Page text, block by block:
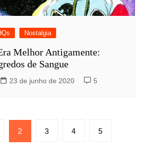
Nostalgia
Melhor Antigamente:
de Sangue
23 de junho de 2020 5
2 3 4 5